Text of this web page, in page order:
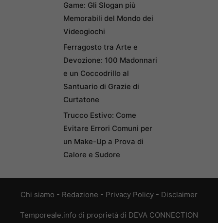
Game: Gli Slogan più
Memorabili del Mondo dei
Videogiochi
Ferragosto tra Arte e
Devozione: 100 Madonnari
e un Coccodrillo al
Santuario di Grazie di
Curtatone
Trucco Estivo: Come
Evitare Errori Comuni per
un Make-Up a Prova di
Calore e Sudore
Chi siamo - Redazione - Privacy Policy - Disclaimer
Temporeale.info di proprietà di DEVA CONNECTION